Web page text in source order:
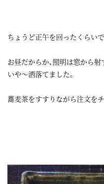
ちょうど正午を回ったくらい
お昼だからか、照明は窓から射
いや～洒落てました。
蕎麦茶をすすりながら注文をチ